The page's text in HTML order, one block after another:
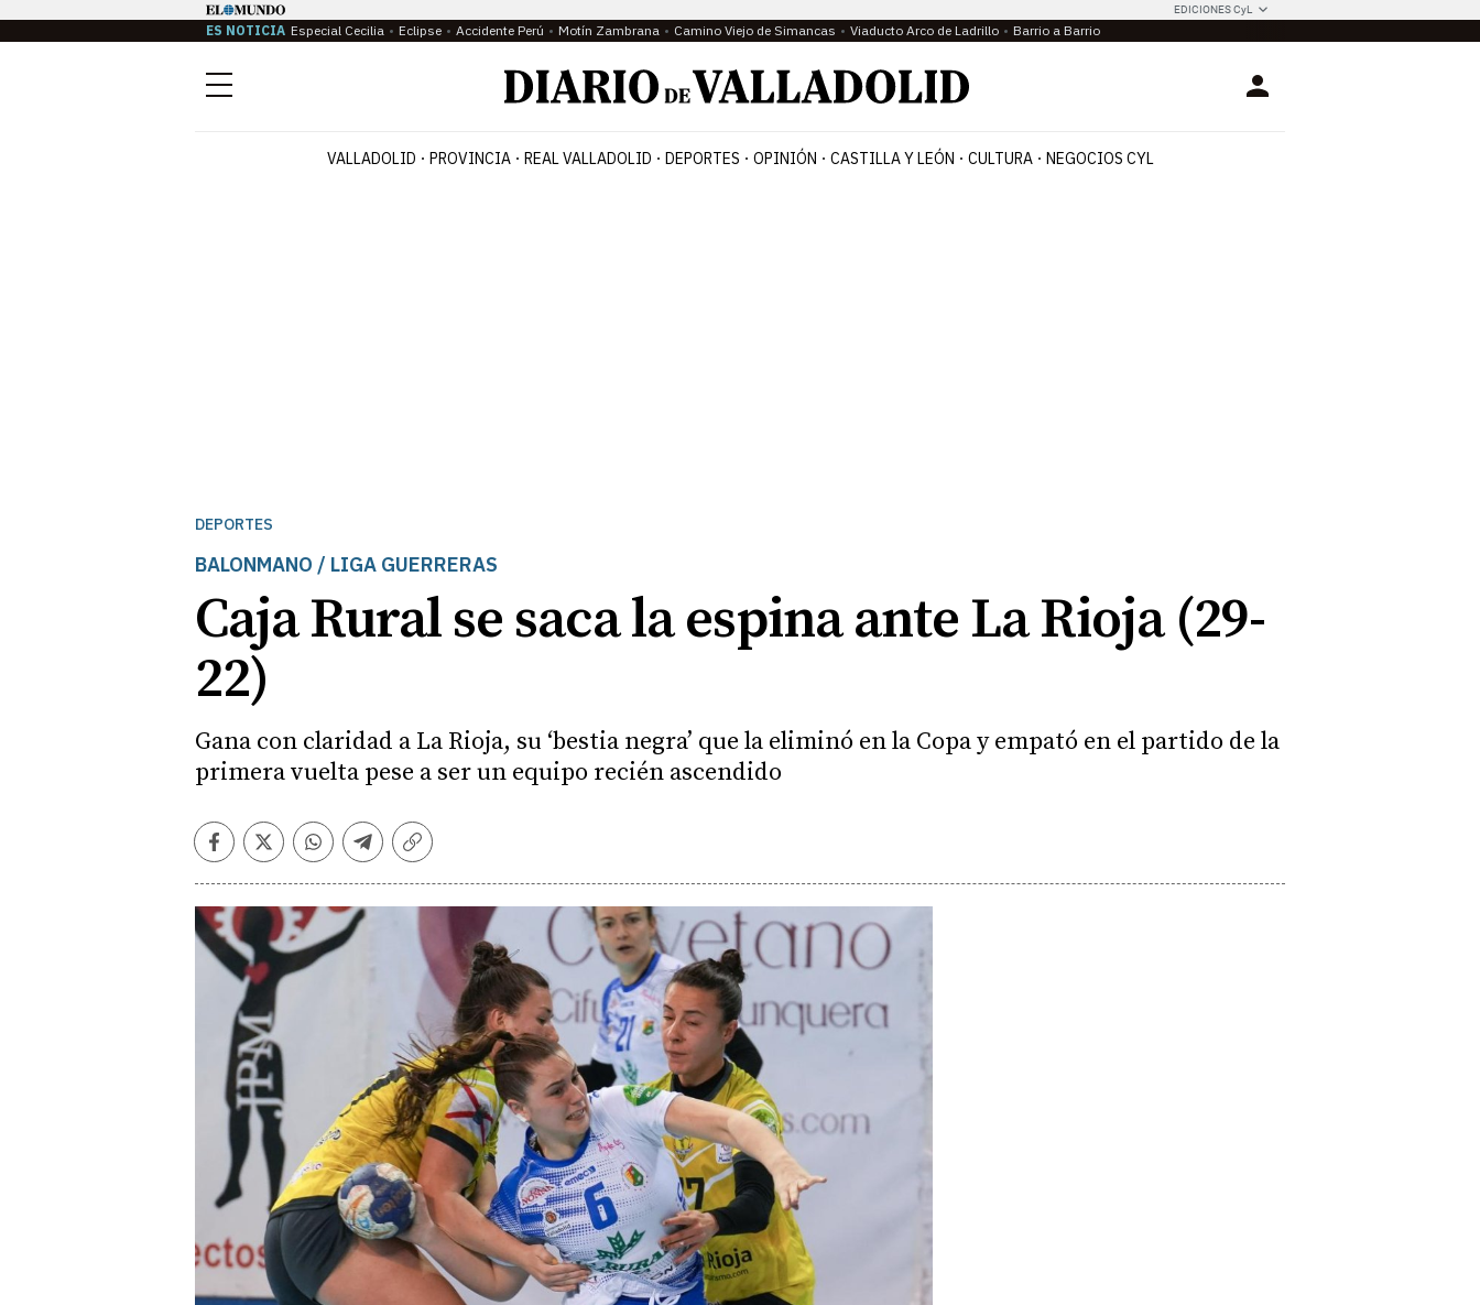
EDICIONES CyL
ES NOTICIA Especial Cecilia Eclipse Accidente Perú Motín Zambrana Camino Viejo de Simancas Viaducto Arco de Ladrillo Barrio a Barrio
Menú Login
VALLADOLID PROVINCIA REAL VALLADOLID DEPORTES OPINIÓN CASTILLA Y LEÓN CULTURA NEGOCIOS CYL
DEPORTES
BALONMANO / LIGA GUERRERAS
Caja Rural se saca la espina ante La Rioja (29-
22)
Gana con claridad a La Rioja, su ‘bestia negra’ que la eliminó en la Copa y empató en el partido de la
primera vuelta pese a ser un equipo recién ascendido
Facebook
TwitterWhatsapp
Telegram
Copiar